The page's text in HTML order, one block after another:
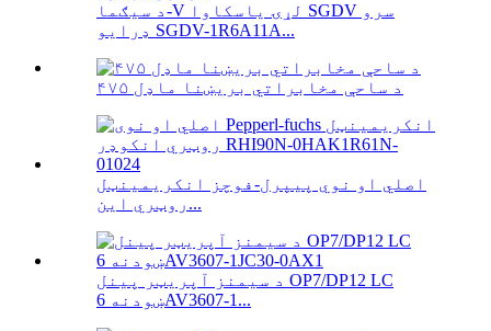
د سیګما-V لړۍ یاسکاوا SGDV سرو
ډرایو SGDV-1R6A11A...
۴۷۵ د ساحې مخابراتي بریښنا ماډل
اصلي او نوي پیپرل-فوچز انکریمینټل
روټري این...
د سیمنز آپریټر پینل OP7/DP12 LC
ښودنه 6AV3607-1...